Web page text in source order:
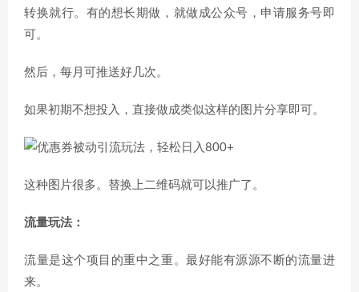
转换就行。有的想长期做，就做成公众号，申请服务号即
可。
然后，每月可推送好几次。
如果初期不想投入，直接做成类似这样的图片分享即可。
这种图片很多。替换上二维码就可以推广了。
流量玩法：
流量是这个项目的重中之重。最好能有源源不断的流量进
来。